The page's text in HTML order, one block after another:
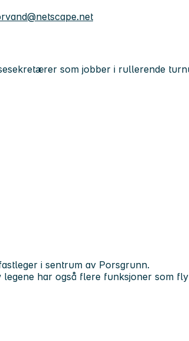
som jobber i rullerende
i sentrum av Porsgrunn.
har også flere funksjoner som